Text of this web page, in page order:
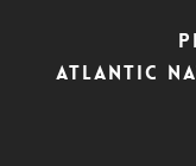
Atlantic